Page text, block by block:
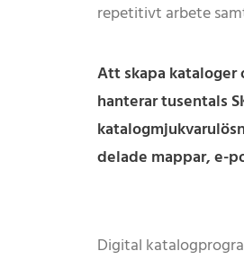
repetitivt arbete
Att skapa kataloger
hanterar tusentals
delade mappar, e-
Digital